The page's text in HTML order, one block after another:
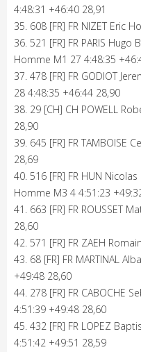
4:48:31 +46:40 28,91
35. 608 [FR] FR NIZET Eric
36. 521 [FR] FR PARIS
Homme M1 27 4:48:35
37. 478 [FR] FR GODIOT
28 4:48:35 +46:44 28,90
38. 29 [CH] CH POWELL
28,90
39. 645 [FR] FR TAMBOISE
28,69
40. 516 [FR] FR HUN
Homme M3 4 4:51:23
41. 663 [FR] FR ROUSSET
28,60
42. 571 [FR] FR ZAEH
43. 68 [FR] FR MARTINAL
+49:48 28,60
44. 278 [FR] FR CABOCHE
4:51:39 +49:48 28,60
45. 432 [FR] FR LOPEZ
4:51:42 +49:51 28,59